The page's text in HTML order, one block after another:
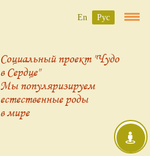
Социальный проект "Чудо
в Сердце"
Мы популяризируем
естественные роды
в мире
En Рус